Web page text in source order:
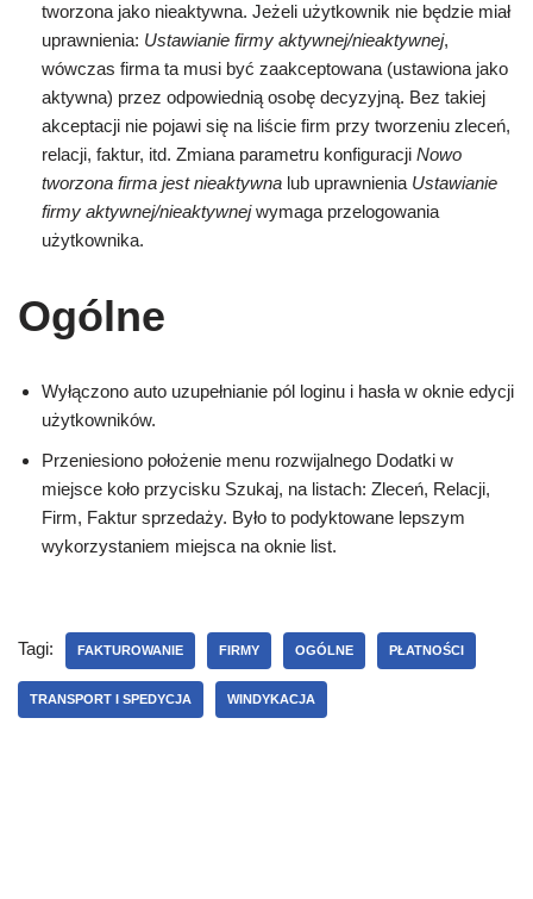
tworzona jako nieaktywna. Jeżeli użytkownik nie będzie miał
uprawnienia: Ustawianie firmy aktywnej/nieaktywnej,
wówczas firma ta musi być zaakceptowana (ustawiona jako
aktywna) przez odpowiednią osobę decyzyjną. Bez takiej
akceptacji nie pojawi się na liście firm przy tworzeniu zleceń,
relacji, faktur, itd. Zmiana parametru konfiguracji Nowo
tworzona firma jest nieaktywna lub uprawnienia Ustawianie
firmy aktywnej/nieaktywnejwymaga przelogowania
użytkownika.
Ogólne
Wyłączono auto uzupełnianie pól loginu i hasła w oknie edycji
użytkowników.
Przeniesiono położenie menu rozwijalnego Dodatki w
miejsce koło przycisku Szukaj, na listach: Zleceń, Relacji,
Firm, Faktur sprzedaży. Było to podyktowane lepszym
wykorzystaniem miejsca na oknie list.
Tagi: FAKTUROWANIE FIRMY OGÓLNE PŁATNOŚCI
TRANSPORT I SPEDYCJA WINDYKACJA